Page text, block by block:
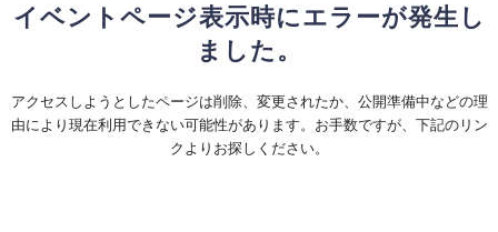
イベントページ表示時にエラーが発生し
ました。
アクセスしようとしたページは削除、変更されたか、公開準備中などの理
由により現在利用できない可能性があります。お手数ですが、下記のリン
クよりお探しください。